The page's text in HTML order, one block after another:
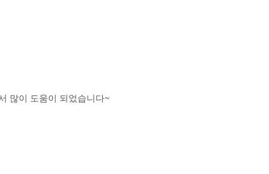
많이 도움이 되었습니다~